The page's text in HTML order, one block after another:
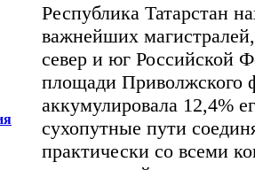
Республика Татарстан
важнейших
север и юг Российской
площади Приволжского
аккумулировала 12,4%
сухопутные пути
практически со всеми